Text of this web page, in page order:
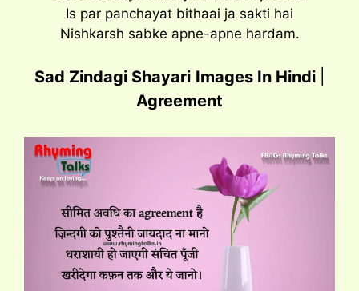
Is par panchayat bithaai ja sakti hai
Nishkarsh sabke apne-apne hardam.
Sad Zindagi Shayari Images In Hindi
Agreement